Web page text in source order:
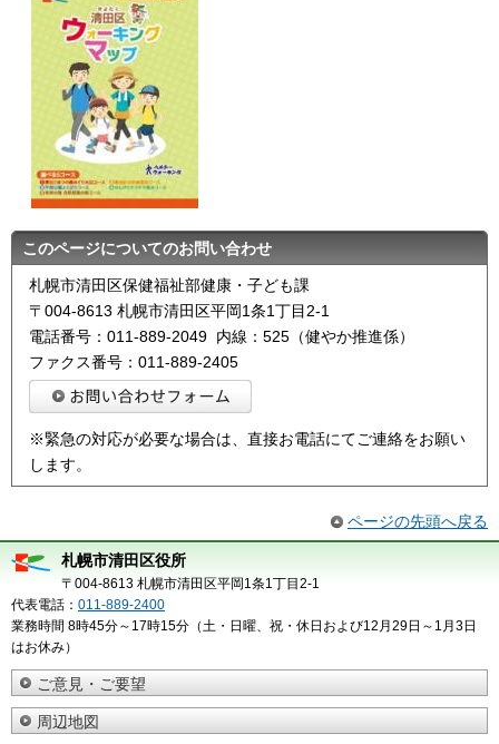
このページについてのお問い合わせ
札幌市清田区保健福祉部健康・子ども課
〒004-8613 札幌市清田区平岡1条1丁目2-1
電話番号：011-889-2049 内線：525（健やか推進係）
ファクス番号：011-889-2405
※緊急の対応が必要な場合は、直接お電話にてご連絡をお願い
します。
ページの先頭へ戻る
札幌市清田区役所
〒004-8613 札幌市清田区平岡1条1丁目2-1
代表電話： 011-889-2400
業務時間 8時45分～17時15分（土・日曜、祝・休日および12月29日～1月3日
はお休み）
ご意見・ご要望
周辺地図